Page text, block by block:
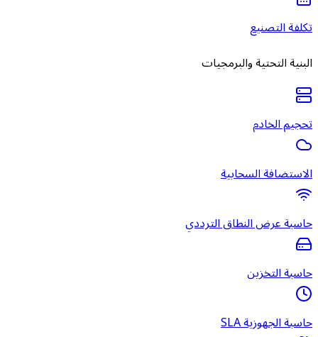
تكلفة التصنيع
البنية التحتية والبرمجيات
تحجيم الخادم
الاستضافة السحابية
حاسبة عرض النطاق الترددي
حاسبة التخزين
حاسبة الجهوزية SLA